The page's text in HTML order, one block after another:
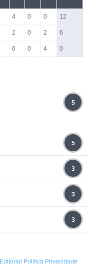
4 0 0 12
2 0 2 6
0 0 4 0
5
5
3
3
3
Politica Privacidade